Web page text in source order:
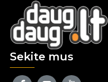
Sekite mus